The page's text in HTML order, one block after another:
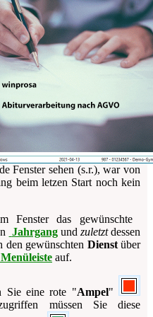
Fenster sehen (s.r.), war von
beim letzen Start noch kein
Fenster das gewünschte
Jahrgangund zuletztdessen
den gewünschten Dienstüber
Menüleiste auf.
Sie eine rote "Ampel"
müssen Sie diese